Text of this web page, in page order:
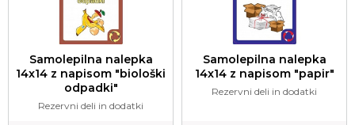
Samolepilna nalepka
14x14 z napisom "biološki
odpadki"
Rezervni deli in dodatki
Samolepilna nalepka
14x14 z napisom "papir"
Rezervni deli in dodatki